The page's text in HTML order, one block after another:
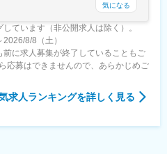
気になる
ています（非公開求人は除く）。
8/8（土）
に求人募集が終了していることもご
応募はできませんので、あらかじめご
求人ランキングを詳しく見る